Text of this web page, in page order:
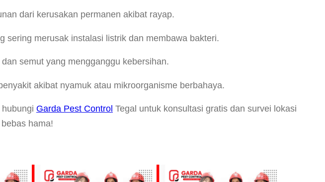
dari kerusakan permanen akibat rayap.
sering merusak instalasi listrik dan membawa bakteri.
semut yang mengganggu kebersihan.
akibat nyamuk atau mikroorganisme berbahaya.
Garda Pest Control Tegal untuk konsultasi gratis dan survei lokasi
hama!